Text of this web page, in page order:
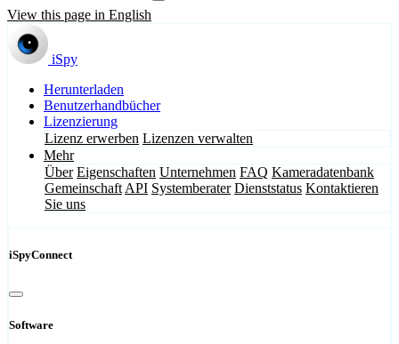
View this page in English
iSpy
Herunterladen
Benutzerhandbücher
Lizenzierung
Lizenz erwerben Lizenzen verwalten
Mehr
Über Eigenschaften Unternehmen FAQ Kameradatenbank
Gemeinschaft API Systemberater Dienststatus Kontaktieren
Sie uns
iSpyConnect
Software